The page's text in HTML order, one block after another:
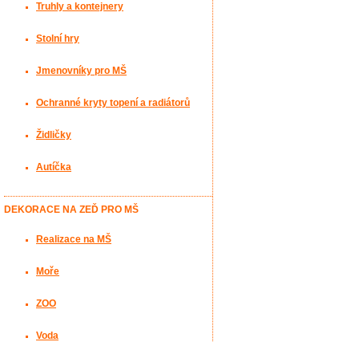
Truhly a kontejnery
Stolní hry
Jmenovníky pro MŠ
Ochranné kryty topení a radiátorů
Židličky
Autíčka
DEKORACE NA ZEĎ PRO MŠ
Realizace na MŠ
Moře
ZOO
Voda